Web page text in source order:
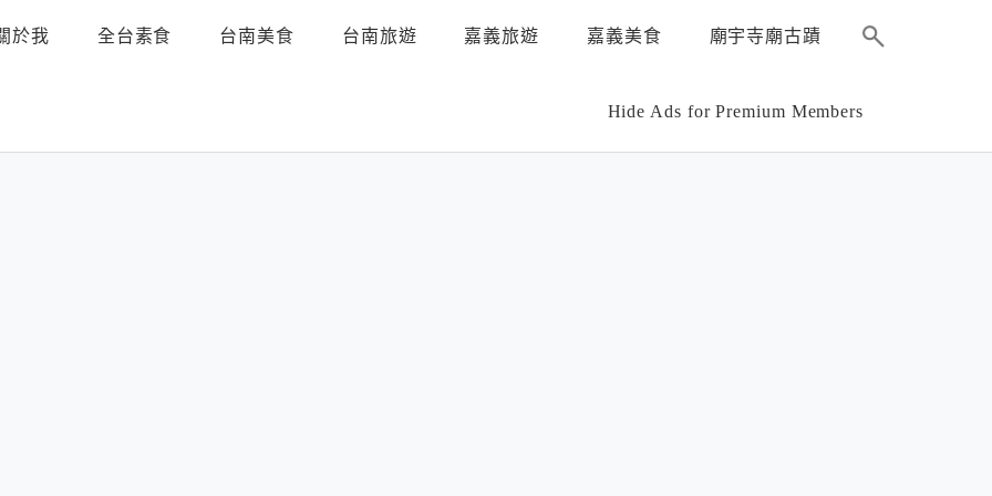
於我 全台素食 台南美食 台南旅遊 嘉義旅遊 嘉義美食 廟宇寺廟古蹟
Hide Ads for Premium Members